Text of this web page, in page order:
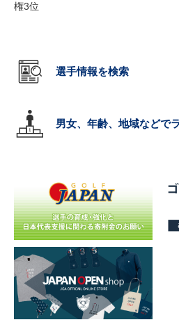
権3位
選手情報を検索
男女、年齢、地域などで